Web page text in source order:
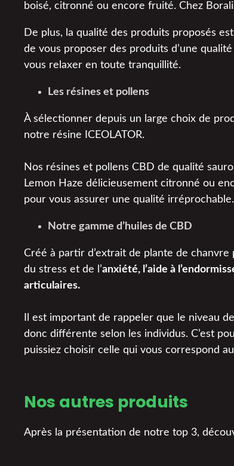
boisé, citronné ou encore fruité. Chez
De plus, la qualité des produits proposés
de vous proposer des produits d’une
vous relaxer en toute tranquillité.
Les résines et pollens
À sélectionner depuis un large choix de
notre résine ICEOLATOR.
Nos résines et pollens CBD de qualité
Lemon Haze délicieusement citronné ou
pour vous assurer une qualité
Notre gamme d’huiles de CBD
Créé à partir d’extrait de plante de
du stress et de l’anxiété, l’aide à
articulaires.
Il est important de rappeler que le niveau
donc différente selon les individus. C’est
puissiez choisir celle qui vous correspond
Nos autres produits
Après la présentation de notre top 3,